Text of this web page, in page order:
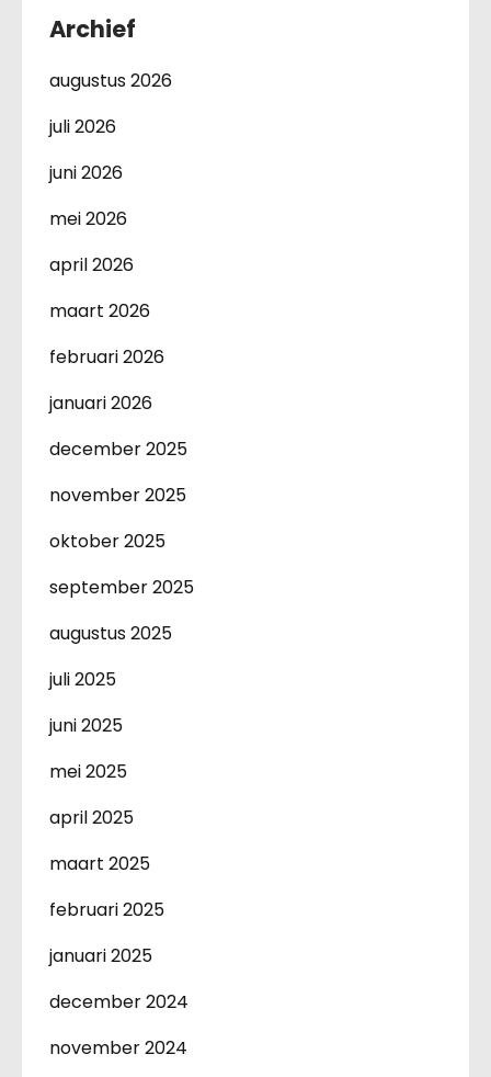
Archief
augustus 2026
juli 2026
juni 2026
mei 2026
april 2026
maart 2026
februari 2026
januari 2026
december 2025
november 2025
oktober 2025
september 2025
augustus 2025
juli 2025
juni 2025
mei 2025
april 2025
maart 2025
februari 2025
januari 2025
december 2024
november 2024